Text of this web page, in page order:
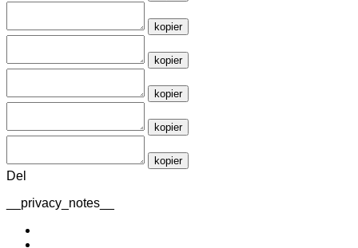
kopier
kopier
kopier
kopier
kopier
Del
__privacy_notes__